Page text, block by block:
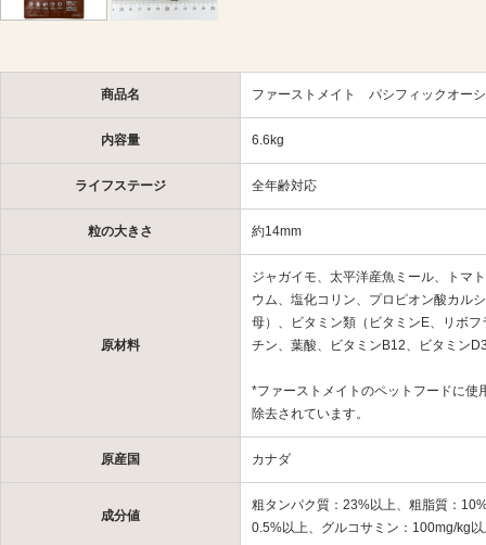
商品名 ファーストメイト パシフィックオー
内容量 6.6kg
ライフステージ 全年齢対応
粒の大きさ 約14mm
原材料
ジャガイモ、太平洋産魚ミール、トマ
ウム、塩化コリン、プロピオン酸カル
母）、ビタミン類（ビタミンE、リボ
チン、葉酸、ビタミンB12、ビタミン
*ファーストメイトのペットフードに使
除去されています。
原産国 カナダ
成分値
粗タンパク質：23%以上、粗脂質：
0.5%以上、グルコサミン：100mg/kg以